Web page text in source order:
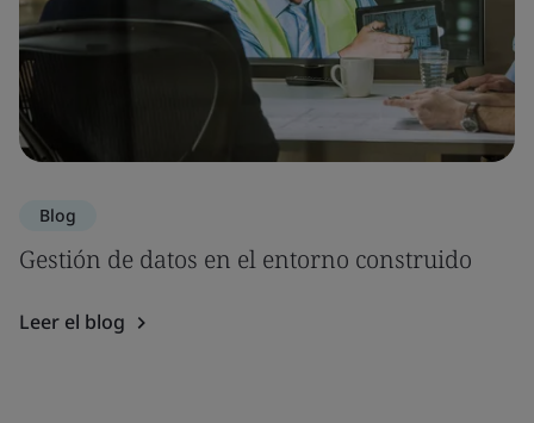
Blog
Gestión de datos en el entorno construido
Leer el blog